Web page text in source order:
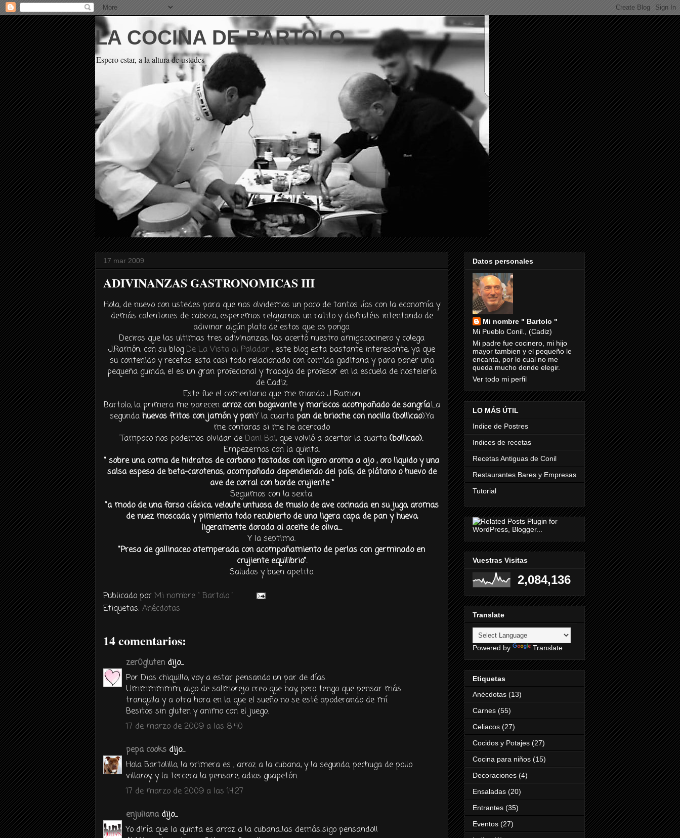
LA COCINA DE BARTOLO
Espero estar, a la altura de ustedes
17 mar 2009
ADIVINANZAS GASTRONOMICAS III
Hola, de nuevo con ustedes para que nos olvidemos un poco de tantos líos con la economía y
demás calentones de cabeza, esperemos relajarnos un ratito y disfrutéis intentando de
adivinar algún plato de estos que os pongo.
Deciros que las ultimas tres adivinanzas, las acertó nuestro amigo,cocinero y colega
J.Ramón, con su blog De La Vista al Paladar , este blog esta bastante interesante, ya que
su contenido y recetas esta casi todo relacionado con comida gaditana y para poner una
pequeña guinda, el es un gran profecional y trabaja de profesor en la escuela de hostelería
de Cadiz.
Este fue el comentario que me mando J Ramon
Bartolo, la primera me parecen arroz con bogavante y mariscos acompañado de sangría.La
segunda huevos fritos con jamón y pan.Y la cuarta pan de brioche con nocilla (bollicao).Ya
me contaras si me he acercado
Tampoco nos podemos olvidar de Dani Bai, que volvió a acertar la cuarta (bollicao).
Empezemos con la quinta.
“ sobre una cama de hidratos de carbono tostados con ligero aroma a ajo , oro liquido y una
salsa espesa de beta-carotenos, acompañada dependiendo del país, de plátano o huevo de
ave de corral con borde crujiente “
Seguimos con la sexta.
“a modo de una farsa clásica, veloute untuosa de muslo de ave cocinada en su jugo, aromas
de nuez moscada y pimienta todo recubierto de una ligera capa de pan y huevo,
ligeramente dorada al aceite de oliva....
Y la septima.
"Presa de gallinaceo atemperada con acompañamiento de perlas con germinado en
crujiente equilibrio".
Saludos y buen apetito.
Publicado por Mi nombre " Bartolo "
Etiquetas: Anécdotas
14 comentarios:
zer0gluten dijo...
Por Dios chiquillo, voy a estar pensando un par de días.
Ummmmmm, algo de salmorejo creo que hay, pero tengo que pensar más
tranquila y a otra hora en la que el sueño no se esté apoderando de mí.
Besitos sin gluten y animo con el juego.
17 de marzo de 2009 a las 8:40
pepa cooks dijo...
Hola Bartolillo, la primera es , arroz a la cubana, y la segundo, pechuga de pollo
villaroy, y la tercera la pensare, adios guapetón.
17 de marzo de 2009 a las 14:27
enjuliana dijo...
Yo diría que la quinta es arroz a la cubana..las demás..sigo pensando!!
Datos personales
Mi nombre " Bartolo "
Mi Pueblo Conil., (Cadiz)
Mi padre fue cocinero, mi hijo
mayor tambien y el pequeño le
encanta, por lo cual no me
queda mucho donde elegir.
Ver todo mi perfil
LO MÁS ÚTIL
Indice de Postres
Indices de recetas
Recetas Antiguas de Conil
Restaurantes Bares y Empresas
Tutorial
Vuestras Visitas
2,084,136
Translate
Powered by Translate
Etiquetas
Anécdotas (13)
Carnes (55)
Celiacos (27)
Cocidos y Potajes (27)
Cocina para niños (15)
Decoraciones (4)
Ensaladas (20)
Entrantes (35)
Eventos (27)